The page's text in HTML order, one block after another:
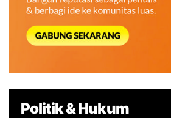
Politik & Hukum